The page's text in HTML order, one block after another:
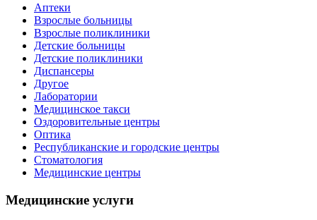
Аптеки
Взрослые больницы
Взрослые поликлиники
Детские больницы
Детские поликлиники
Диспансеры
Другое
Лаборатории
Медицинское такси
Оздоровительные центры
Оптика
Республиканские и городские центры
Стоматология
Медицинские центры
Медицинские услуги